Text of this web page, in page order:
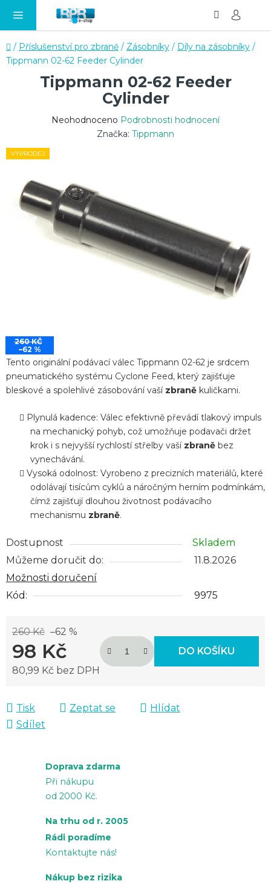
Domů
/ Příslušenství pro zbraně / Zásobníky / Díly na zásobníky /
Tippmann 02-62 Feeder Cylinder
Tento originální podávací válec Tippmann 02-62 je srdcem
pneumatického systému Cyclone Feed, který zajišťuje
bleskové a spolehlivé zásobování vaší zbraně kuličkami.
Plynulá kadence: Válec efektivně převádí tlakový impuls
na mechanický pohyb, což umožňuje podavači držet
krok i s nejvyšší rychlostí střelby vaší zbraně bez
vynechávání.
Vysoká odolnost: Vyrobeno z precizních materiálů, které
odolávají tisícům cyklů a náročným herním podmínkám,
čímž zajišťují dlouhou životnost podávacího
mechanismu zbraně.
Dostupnost
Skladem
Můžeme doručit do:
11.8.2026
Možnosti doručení
Kód:
9975
260 Kč –62 %
98 Kč
80,99 Kč bez DPH
DO KOŠÍKU
Tisk Zeptat se
Hlídat
Sdílet
Tippmann 02-62 Feeder
Cylinder
Průměrné
z
5
hvězdiček.
Neohodnoceno Podrobnosti hodnocení
Značka: Tippmann
VÝPRODEJ
260 KČ
–62 %
Doprava zdarma
Při nákupu
od 2000 Kč.
Na trhu od r. 2005
Rádi poradíme
Kontaktujte nás!
Nákup bez rizika